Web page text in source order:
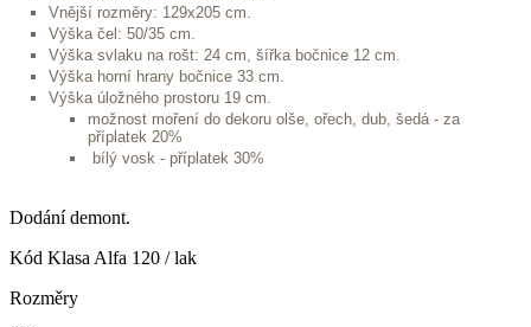
Vnější rozměry: 129x205 cm.
Výška čel: 50/35 cm.
Výška svlaku na rošt: 24 cm, šířka bočnice 12 cm.
Výška horní hrany bočnice 33 cm.
Výška úložného prostoru 19 cm.
možnost moření do dekoru olše, ořech, dub, šedá - za
příplatek 20%
bílý vosk - příplatek 30%
Dodání demont.
Kód Klasa Alfa 120 / lak
Rozměry